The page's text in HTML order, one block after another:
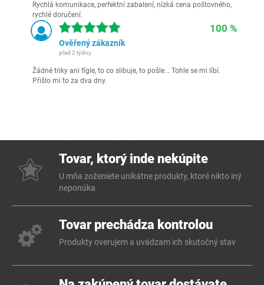
Rychlá komunikace, perfektní zabalení, nízká cena poštovného,
rychlé doručení.
100 %
Ověřený zákazník
před 2 týdny
Žádné triky ani fígle, to co slibuje, to pošle... Tohle se mi líbí.
Přišlo mi to za dva dny.
Tovar, ktorý inde nekúpite
U mňa zoženiete unikátne produkty, ktoré nikto iný
neponúka
Tovar prechádza kontrolou
Produkty overujem a uvádzam ich skutočný stav